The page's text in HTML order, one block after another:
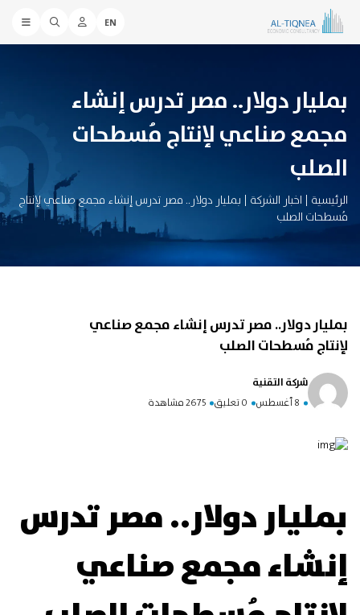
EN
بمليار دولار.. مصر تدرس إنشاء
مجمع صناعي لإنتاج مُسطحات
الصلب
الرئيسية | اخبار الشركة | بمليار دولار.. مصر تدرس إنشاء مجمع صناعي لإنتاج
مُسطحات الصلب
بمليار دولار.. مصر تدرس إنشاء مجمع صناعي
لإنتاج مُسطحات الصلب
شركة التقنية
8 أغسطس 0 تعليق 2675 مشاهدة
بمليار دولار.. مصر تدرس
إنشاء مجمع صناعي